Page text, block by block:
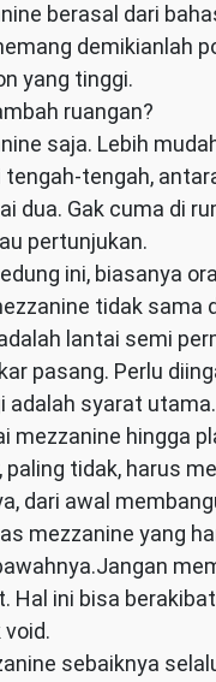
berasal dari
demikianlah
yang tinggi.
ruangan?
saja. Lebih
tengah-tengah,
dua. Gak cuma di
pertunjukan.
ini, biasanya
tidak sama
lantai semi
pasang. Perlu
adalah syarat utama.
mezzanine hingga
paling tidak, harus
dari awal
mezzanine yang
Hal ini bisa
sebaiknya